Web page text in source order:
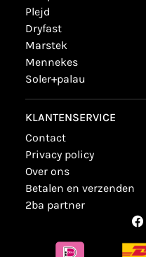
plejd
dryfast
marstek
mennekes
soler+palau
KLANTENSERVICE
contact
privacy policy
over ons
betalen en verzenden
2ba partner